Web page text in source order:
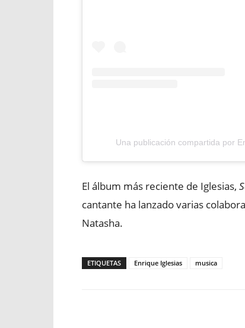
Una publicación compartida por
El álbum más reciente de Iglesias,
cantante ha lanzado varias
Natasha.
ETIQUETAS Enrique Iglesias musica